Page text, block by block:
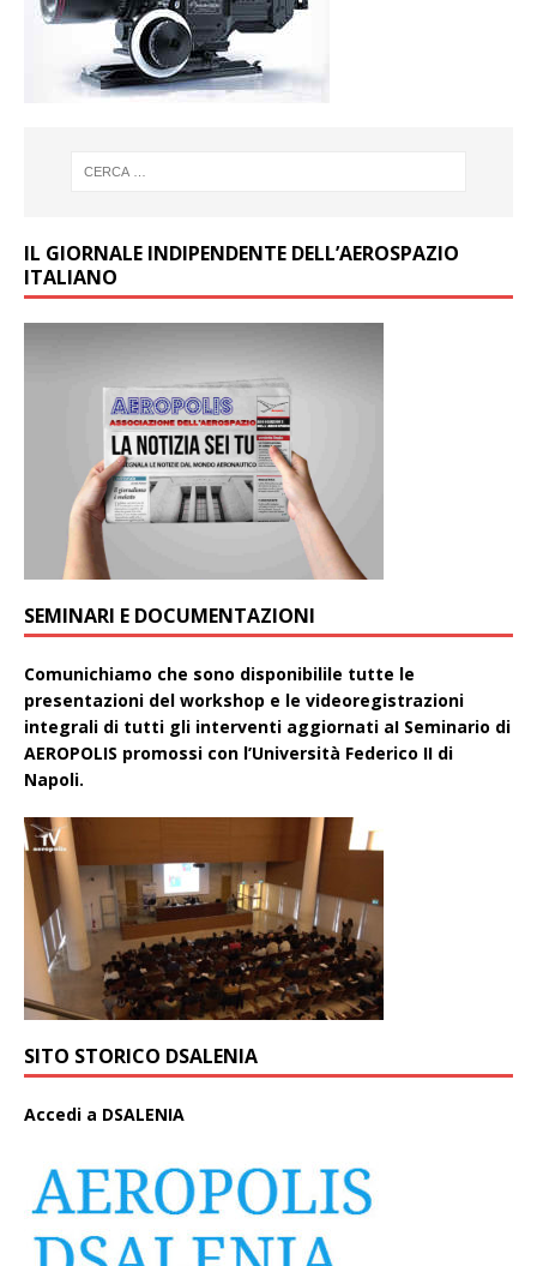
IL GIORNALE INDIPENDENTE DELL’AEROSPAZIO
ITALIANO
SEMINARI E DOCUMENTAZIONI
Comunichiamo che sono disponibilile tutte le
presentazioni del workshop e le videoregistrazioni
integrali di tutti gli interventi aggiornati aI Seminario di
AEROPOLIS promossi con l’Università Federico II di
Napoli.
SITO STORICO DSALENIA
Accedi a DSALENIA